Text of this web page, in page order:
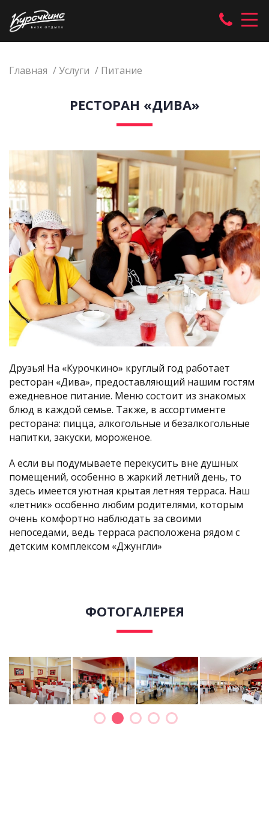
Главная Услуги Питание
РЕСТОРАН «ДИВА»
Друзья! На «Курочкино» круглый год работает
ресторан «Дива», предоставляющий нашим гостям
ежедневное питание. Меню состоит из знакомых
блюд в каждой семье. Также, в ассортименте
ресторана: пицца, алкогольные и безалкогольные
напитки, закуски, мороженое.
А если вы подумываете перекусить вне душных
помещений, особенно в жаркий летний день, то
здесь имеется уютная крытая летняя терраса. Наш
«летник» особенно любим родителями, которым
очень комфортно наблюдать за своими
непоседами, ведь терраса расположена рядом с
детским комплексом «Джунгли»
ФОТОГАЛЕРЕЯ